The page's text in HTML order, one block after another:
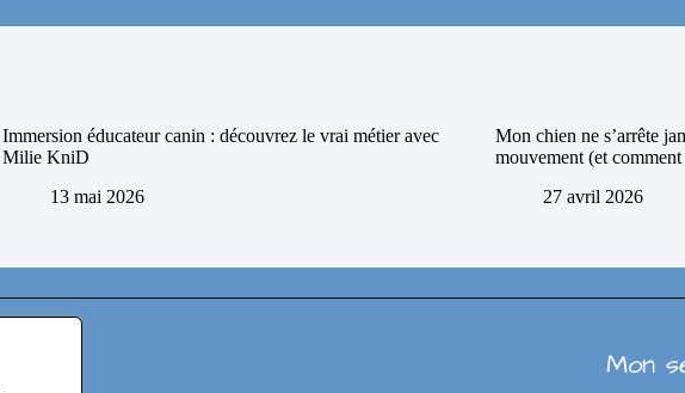
Immersion éducateur canin : découvrez le vrai métier avec
Milie KniD
13 mai 2026
Mon chien ne s’arrête
mouvement (et
27 avril 2026
Mon